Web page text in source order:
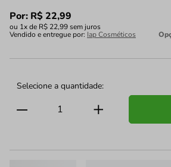
Por: R$ 22,99
ou 1x de R$ 22,99sem juros
Vendido e entregue por: Iap Cosméticos